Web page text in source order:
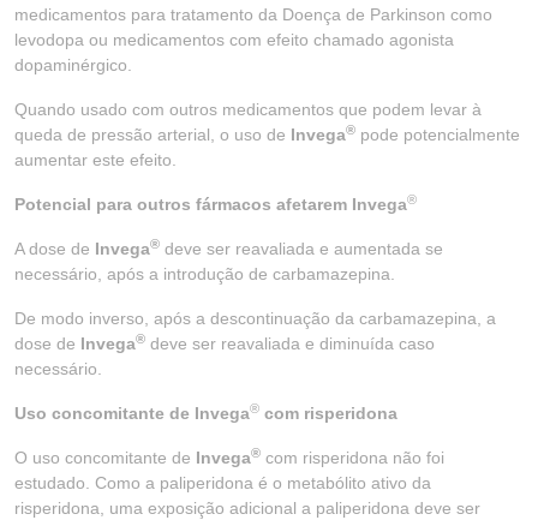
medicamentos para tratamento da Doença de Parkinson como
levodopa ou medicamentos com efeito chamado agonista
dopaminérgico.
Quando usado com outros medicamentos que podem levar à
queda de pressão arterial, o uso de Invega® pode potencialmente
aumentar este efeito.
Potencial para outros fármacos afetarem Invega®
A dose de Invega® deve ser reavaliada e aumentada se
necessário, após a introdução de carbamazepina.
De modo inverso, após a descontinuação da carbamazepina, a
dose de Invega® deve ser reavaliada e diminuída caso
necessário.
Uso concomitante de Invega® com risperidona
O uso concomitante de Invega® com risperidona não foi
estudado. Como a paliperidona é o metabólito ativo da
risperidona, uma exposição adicional a paliperidona deve ser